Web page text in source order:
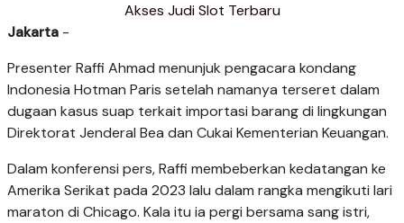
Akses Judi Slot Terbaru
Jakarta -
Presenter Raffi Ahmad menunjuk pengacara kondang
Indonesia Hotman Paris setelah namanya terseret dalam
dugaan kasus suap terkait importasi barang di lingkungan
Direktorat Jenderal Bea dan Cukai Kementerian Keuangan.
Dalam konferensi pers, Raffi membeberkan kedatangan ke
Amerika Serikat pada 2023 lalu dalam rangka mengikuti lari
maraton di Chicago. Kala itu ia pergi bersama sang istri,